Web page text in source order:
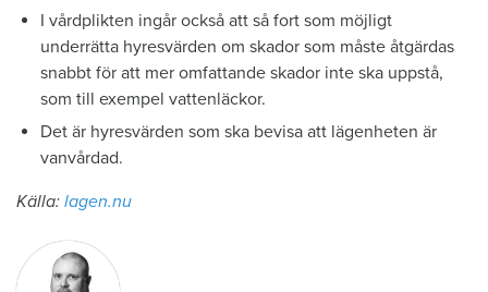
I vårdplikten ingår också att så fort som möjligt
underrätta hyresvärden om skador som måste åtgärdas
snabbt för att mer omfattande skador inte ska uppstå,
som till exempel vattenläckor.
Det är hyresvärden som ska bevisa att lägenheten är
vanvårdad.
Källa: lagen.nu